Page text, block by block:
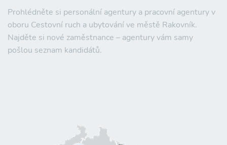
Prohlédněte si personální agentury a pracovní agentury v
oboru Cestovní ruch a ubytování ve městě Rakovník.
Najděte si nové zaměstnance – agentury vám samy
pošlou seznam kandidátů.